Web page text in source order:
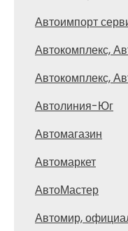
Автоимпорт
Автокомплекс,
Автокомплекс,
Автолиния-Юг
Автомагазин
Автомаркет
АвтоМастер
Автомир,